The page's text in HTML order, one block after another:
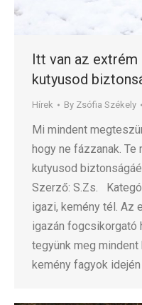
Itt van az
kutyusod
Hírek By Zsófia Székely
Mi mindent
hogy ne fázzanak.
kutyusod
Szerző: S.Zs.
igazi, kemény tél. Az
igazán fogcsikorgató
tegyünk meg
kemény fagyok